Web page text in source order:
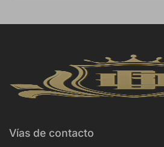
Vías de contacto